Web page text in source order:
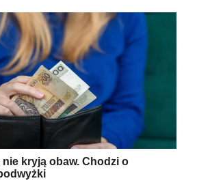
nie kryją obaw. Chodzi o